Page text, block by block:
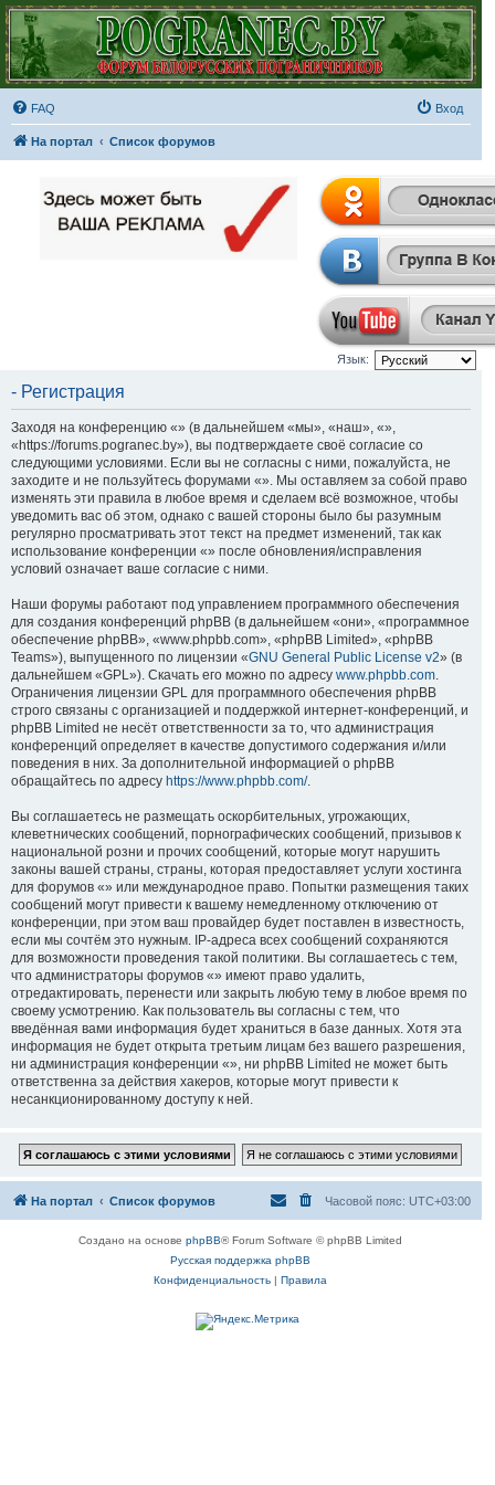
FAQ Вход
На портал Список форумов
Язык:
- Регистрация
Заходя на конференцию «» (в дальнейшем «мы», «наш», «»,
«https://forums.pogranec.by»), вы подтверждаете своё согласие со
следующими условиями. Если вы не согласны с ними, пожалуйста, не
заходите и не пользуйтесь форумами «». Мы оставляем за собой право
изменять эти правила в любое время и сделаем всё возможное, чтобы
уведомить вас об этом, однако с вашей стороны было бы разумным
регулярно просматривать этот текст на предмет изменений, так как
использование конференции «» после обновления/исправления
условий означает ваше согласие с ними.
Наши форумы работают под управлением программного обеспечения
для создания конференций phpBB (в дальнейшем «они», «программное
обеспечение phpBB», «www.phpbb.com», «phpBB Limited», «phpBB
Teams»), выпущенного по лицензии «GNU General Public License v2» (в
дальнейшем «GPL»). Скачать его можно по адресу www.phpbb.com.
Ограничения лицензии GPL для программного обеспечения phpBB
строго связаны с организацией и поддержкой интернет-конференций, и
phpBB Limited не несёт ответственности за то, что администрация
конференций определяет в качестве допустимого содержания и/или
поведения в них. За дополнительной информацией о phpBB
обращайтесь по адресу https://www.phpbb.com/.
Вы соглашаетесь не размещать оскорбительных, угрожающих,
клеветнических сообщений, порнографических сообщений, призывов к
национальной розни и прочих сообщений, которые могут нарушить
законы вашей страны, страны, которая предоставляет услуги хостинга
для форумов «» или международное право. Попытки размещения таких
сообщений могут привести к вашему немедленному отключению от
конференции, при этом ваш провайдер будет поставлен в известность,
если мы сочтём это нужным. IP-адреса всех сообщений сохраняются
для возможности проведения такой политики. Вы соглашаетесь с тем,
что администраторы форумов «» имеют право удалить,
отредактировать, перенести или закрыть любую тему в любое время по
своему усмотрению. Как пользователь вы согласны с тем, что
введённая вами информация будет храниться в базе данных. Хотя эта
информация не будет открыта третьим лицам без вашего разрешения,
ни администрация конференции «», ни phpBB Limited не может быть
ответственна за действия хакеров, которые могут привести к
несанкционированному доступу к ней.
На портал Список форумов Часовой пояс: UTC+03:00
Создано на основеphpBB® Forum Software © phpBB Limited
Русская поддержка phpBB
Конфиденциальность
Правила